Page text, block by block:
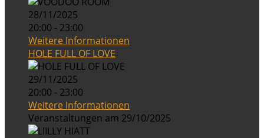
28/11/2025
20:00 - 23:00
Weitere Informationen
HOLE FULL OF LOVE
29/11/2025
20:00 - 23:00
Weitere Informationen
Veranstaltungen am 29/10/2025